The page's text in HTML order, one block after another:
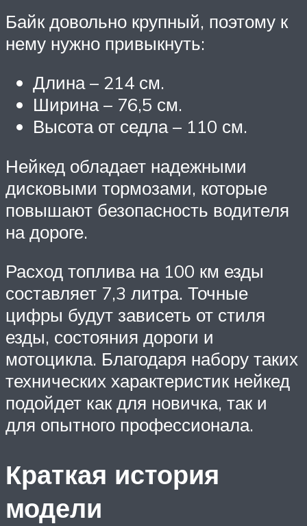
Байк довольно крупный, поэтому к
нему нужно привыкнуть:
Длина – 214 см.
Ширина – 76,5 см.
Высота от седла – 110 см.
Нейкед обладает надежными
дисковыми тормозами, которые
повышают безопасность водителя
на дороге.
Расход топлива на 100 км езды
составляет 7,3 литра. Точные
цифры будут зависеть от стиля
езды, состояния дороги и
мотоцикла. Благодаря набору таких
технических характеристик нейкед
подойдет как для новичка, так и
для опытного профессионала.
Краткая история
модели